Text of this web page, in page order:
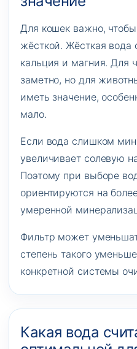
Для кошек важно,
жёсткой. Жёсткая
кальция и магния. Для
заметно, но для
иметь значение,
мало.
Если вода слишком
увеличивает солевую
Поэтому при выборе
ориентируются на
умеренной
Фильтр может
степень такого
конкретной системы
Какая вода